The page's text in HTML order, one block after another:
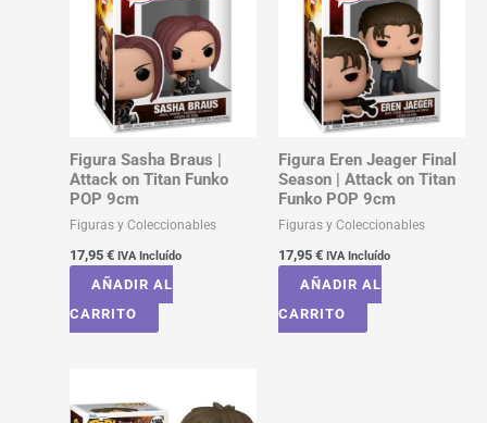
Figura Sasha Braus |
Attack on Titan Funko
POP 9cm
Figuras y Coleccionables
17,95 € IVA Incluído
AÑADIR AL
CARRITO
Figura Eren Jeager Final
Season | Attack on Titan
Funko POP 9cm
Figuras y Coleccionables
17,95 € IVA Incluído
AÑADIR AL
CARRITO